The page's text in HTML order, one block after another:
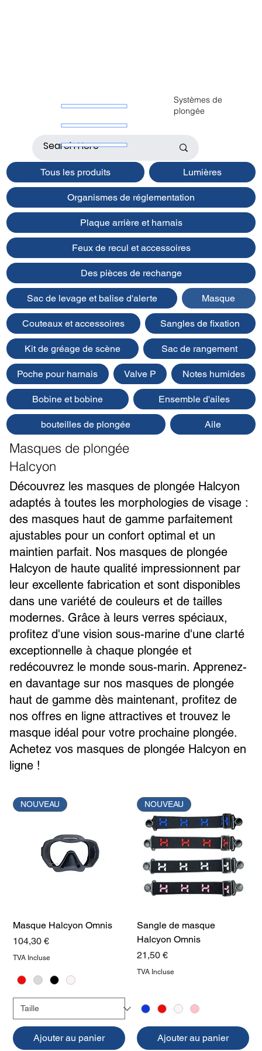
Systèmes de
plongée
Tous les produits Lumières
Organismes de réglementation
Plaque arrière et harnais
Feux de recul et accessoires
Des pièces de rechange
Sac de levage et balise d'alerte Masque
Couteaux et accessoires Sangles de fixation
Kit de gréage de scène Sac de rangement
Poche pour harnais Valve P Notes humides
Bobine et bobine Ensemble d'ailes
bouteilles de plongée Aile
Masques de plongée
Halcyon
Découvrez les masques de plongée Halcyon
adaptés à toutes les morphologies de visage :
des masques haut de gamme parfaitement
ajustables pour un confort optimal et un
maintien parfait. Nos masques de plongée
Halcyon de haute qualité impressionnent par
leur excellente fabrication et sont disponibles
dans une variété de couleurs et de tailles
modernes. Grâce à leurs verres spéciaux,
profitez d'une vision sous-marine d'une clarté
exceptionnelle à chaque plongée et
redécouvrez le monde sous-marin. Apprenez-
en davantage sur nos masques de plongée
haut de gamme dès maintenant, profitez de
nos offres en ligne attractives et trouvez le
masque idéal pour votre prochaine plongée.
Achetez vos masques de plongée Halcyon en
ligne !
NOUVEAU
Masque Halcyon Omnis
Prix
104,30 €
TVA Incluse
Ajouter au panier
NOUVEAU
Sangle de masque
Halcyon Omnis
Prix
21,50 €
TVA Incluse
Ajouter au panier